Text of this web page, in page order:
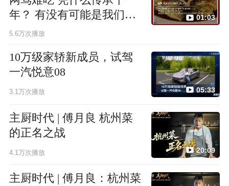
年？ 有没有可能是我们没
找到它原来的高度
5.6万次播放
01:03
10万级家轿新成员，试驾
一汽悦意08
3.1万次播放 05:33
主厨时代 | 傅月良 杭州菜
的正名之战
4.1万次播放 20:09
主厨时代 | 傅月良：杭州菜